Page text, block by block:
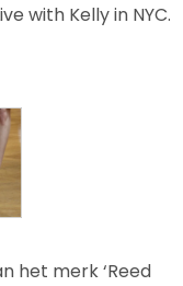
with Kelly in NYC.
het merk ‘Reed